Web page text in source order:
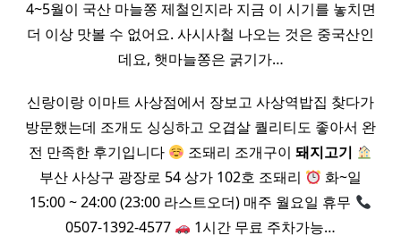
4~5월이 국산 마늘쫑 제철인지라 지금 이 시기를 놓치면
더 이상 맛볼 수 없어요. 사시사철 나오는 것은 중국산인
데요, 햇마늘쫑은 굵기가…
신랑이랑 이마트 사상점에서 장보고 사상역밥집 찾다가
방문했는데 조개도 싱싱하고 오겹살 퀄리티도 좋아서 완
전 만족한 후기입니다
조돼리 조개구이 돼지고기
부산 사상구 광장로 54 상가 102호 조돼리
화~일
15:00 ~ 24:00 (23:00 라스트오더) 매주 월요일 휴무
0507-1392-4577
1시간 무료 주차가능…